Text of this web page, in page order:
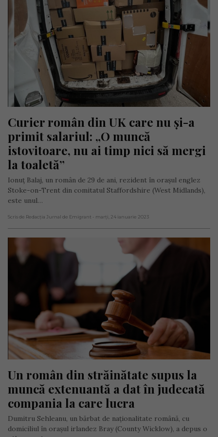
Curier român din UK care nu și-a
primit salariul: „O muncă
istovitoare, nu ai timp nici să mergi
la toaletă”
Ionuț Balaj, un român de 29 de ani, rezident în orașul englez
Stoke-on-Trent din comitatul Staffordshire (West Midlands),
este unul…
Scris de Redacția Jurnal de Emigrant - marți, 24 ianuarie 2023
Un român din străinătate supus la
muncă extenuantă a dat în judecată
compania la care lucra
Dumitru Sehleanu, un bărbat de naționalitate română, cu
domiciliul în orașul irlandez Bray (County Wicklow), a depus o